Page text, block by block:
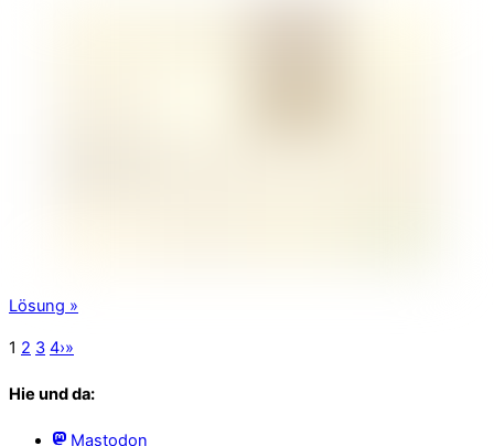
Lösung »
1 2 3 4›»
Hie und da:
Mastodon